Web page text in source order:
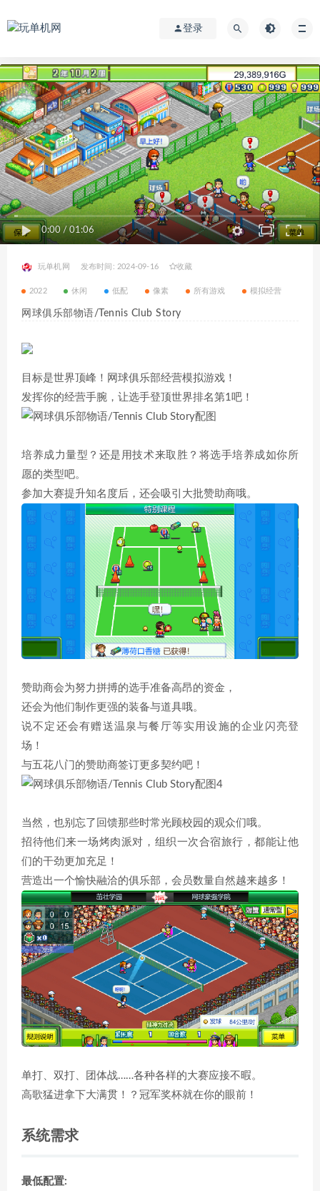
登录
0:00/ 01:06
玩单机网 发布时间: 2024-09-16 收藏
2022 休闲 低配 像素 所有游戏 模拟经营
网球俱乐部物语/Tennis Club Story
目标是世界顶峰！网球俱乐部经营模拟游戏！
发挥你的经营手腕，让选手登顶世界排名第1吧！
培养成力量型？还是用技术来取胜？将选手培养成如你所
愿的类型吧。
参加大赛提升知名度后，还会吸引大批赞助商哦。
赞助商会为努力拼搏的选手准备高昂的资金，
还会为他们制作更强的装备与道具哦。
说不定还会有赠送温泉与餐厅等实用设施的企业闪亮登
场！
与五花八门的赞助商签订更多契约吧！
当然，也别忘了回馈那些时常光顾校园的观众们哦。
招待他们来一场烤肉派对，组织一次合宿旅行，都能让他
们的干劲更加充足！
营造出一个愉快融洽的俱乐部，会员数量自然越来越多！
单打、双打、团体战……各种各样的大赛应接不暇。
高歌猛进拿下大满贯！？冠军奖杯就在你的眼前！
系统需求
最低配置: